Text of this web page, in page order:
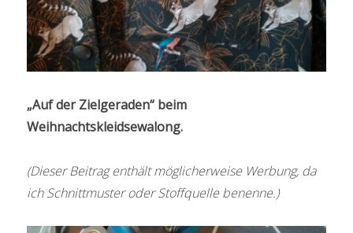
„Auf der Zielgeraden“ beim
Weihnachtskleidsewalong.
(Dieser Beitrag enthält möglicherweise Werbung, da
ich Schnittmuster oder Stoffquelle benenne.)